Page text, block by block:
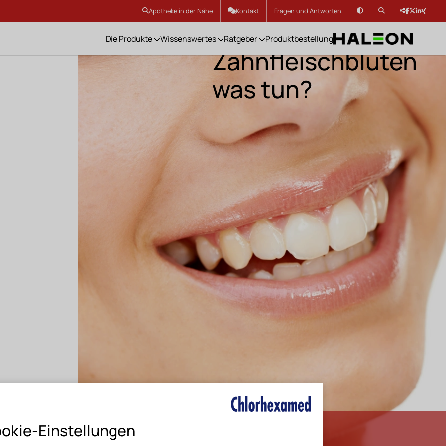
Apotheke in der Nähe Kontakt Fragen und Antworten
Die Produkte Wissenswertes Ratgeber Produktbestellung
Zahnfleischbluten
was tun?